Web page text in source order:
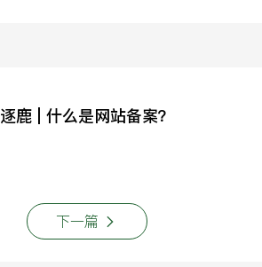
逐鹿 | 什么是网站备案？
下一篇